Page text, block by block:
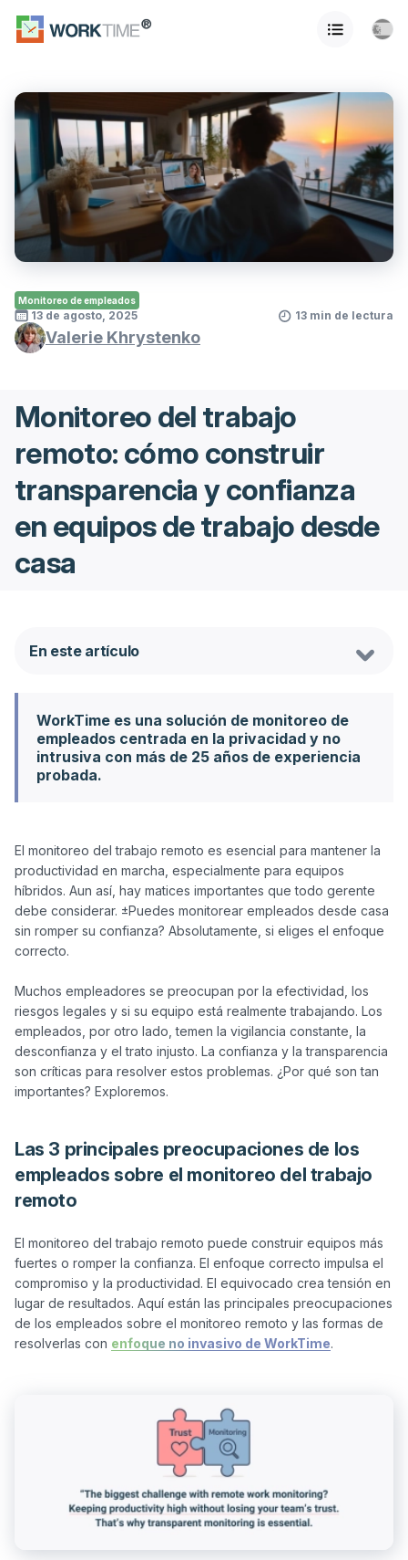
Monitoreo de empleados
13 de agosto, 2025 13 min de lectura
Valerie Khrystenko
Monitoreo del trabajo
remoto: cómo construir
transparencia y confianza
en equipos de trabajo desde
casa
En este artículo
WorkTime es una solución de monitoreo de
empleados centrada en la privacidad y no
intrusiva con más de 25 años de experiencia
probada.
El monitoreo del trabajo remoto es esencial para mantener la
productividad en marcha, especialmente para equipos
híbridos. Aun así, hay matices importantes que todo gerente
debe considerar. ±Puedes monitorear empleados desde casa
sin romper su confianza? Absolutamente, si eliges el enfoque
correcto.
Muchos empleadores se preocupan por la efectividad, los
riesgos legales y si su equipo está realmente trabajando. Los
empleados, por otro lado, temen la vigilancia constante, la
desconfianza y el trato injusto. La confianza y la transparencia
son críticas para resolver estos problemas. ¿Por qué son tan
Las 3 principales preocupaciones de los
empleados sobre el monitoreo del trabajo
remoto
El monitoreo del trabajo remoto puede construir equipos más
fuertes o romper la confianza. El enfoque correcto impulsa el
compromiso y la productividad. El equivocado crea tensión en
lugar de resultados. Aquí están las principales preocupaciones
de los empleados sobre el monitoreo remoto y las formas de
resolverlas con enfoque no invasivo de WorkTime